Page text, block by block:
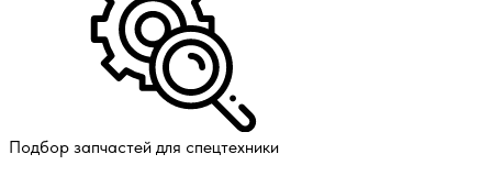
Подбор запчастей для спецтехники